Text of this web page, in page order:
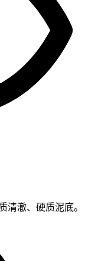
清澈、硬质泥底。